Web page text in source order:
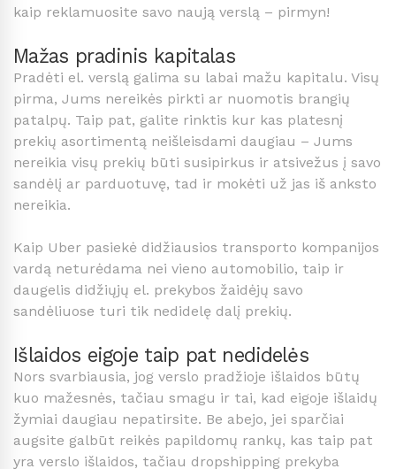
kaip reklamuosite savo naują verslą – pirmyn!
Mažas pradinis kapitalas
Pradėti el. verslą galima su labai mažu kapitalu. Visų
pirma, Jums nereikės pirkti ar nuomotis brangių
patalpų. Taip pat, galite rinktis kur kas platesnį
prekių asortimentą neišleisdami daugiau – Jums
nereikia visų prekių būti susipirkus ir atsivežus į savo
sandėlį ar parduotuvę, tad ir mokėti už jas iš anksto
nereikia.
Kaip Uber pasiekė didžiausios transporto kompanijos
vardą neturėdama nei vieno automobilio, taip ir
daugelis didžiųjų el. prekybos žaidėjų savo
sandėliuose turi tik nedidelę dalį prekių.
Išlaidos eigoje taip pat nedidelės
Nors svarbiausia, jog verslo pradžioje išlaidos būtų
kuo mažesnės, tačiau smagu ir tai, kad eigoje išlaidų
žymiai daugiau nepatirsite. Be abejo, jei sparčiai
augsite galbūt reikės papildomų rankų, kas taip pat
yra verslo išlaidos, tačiau dropshipping prekyba